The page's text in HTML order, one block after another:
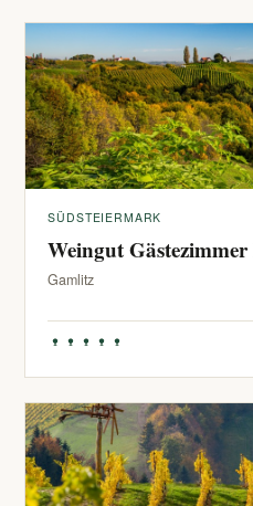
SÜDSTEIERMARK
Weingut
Gamlitz